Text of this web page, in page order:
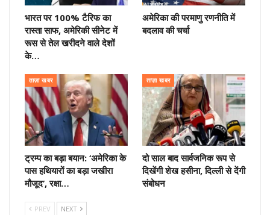
भारत पर 100% टैरिफ का
रास्ता साफ, अमेरिकी सीनेट में
रूस से तेल खरीदने वाले देशों
के…
अमेरिका की परमाणु रणनीति में
बदलाव की चर्चा
ताज़ा खबर
ट्रम्प का बड़ा बयान: ‘अमेरिका के
पास हथियारों का बड़ा जखीरा
मौजूद’, रक्षा…
ताज़ा खबर
दो साल बाद सार्वजनिक रूप से
दिखेंगी शेख हसीना, दिल्ली से देंगी
संबोधन
PREV NEXT